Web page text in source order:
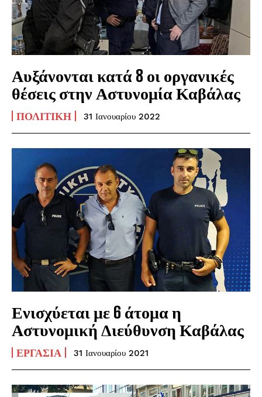
Αυξάνονται κατά 8 οι οργανικές
θέσεις στην Αστυνομία Καβάλας
ΠΟΛΙΤΙΚΉ 31 Ιανουαρίου 2022
Ενισχύεται με 6 άτομα η
Αστυνομική Διεύθυνση Καβάλας
ΕΡΓΑΣΊΑ 31 Ιανουαρίου 2021